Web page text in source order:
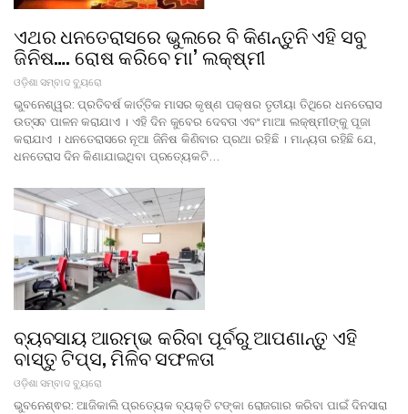
ଏଥର ଧନତେରାସରେ ଭୁଲରେ ବି କିଣନ୍ତୁନି ଏହି ସବୁ
ଜିନିଷ…. ରୋଷ କରିବେ ମା’ ଲକ୍ଷ୍ମୀ
ଓଡ଼ିଶା ସମ୍ବାଦ ବ୍ୟୁରୋ
ଭୁବନେଶ୍ୱର: ପ୍ରତିବର୍ଷ କାର୍ତ୍ତିକ ମାସର କୃଷ୍ଣ ପକ୍ଷର ତୃତୀୟା ତିଥିରେ ଧନତେରାସ
ଉତ୍ସବ ପାଳନ କରାଯାଏ । ଏହି ଦିନ କୁବେର ଦେବତା ଏବଂ ମାଆ ଲକ୍ଷ୍ମୀଙ୍କୁ ପୂଜା
କରାଯାଏ । ଧନତେରାସରେ ନୂଆ ଜିନିଷ କିଣିବାର ପ୍ରଥା ରହିଛି । ମାନ୍ୟତା ରହିଛି ଯେ,
ଧନତେରାସ ଦିନ କିଣାଯାଇଥିବା ପ୍ରତ୍ୟେକଟି…
ବ୍ୟବସାୟ ଆରମ୍ଭ କରିବା ପୂର୍ବରୁ ଆପଣାନ୍ତୁ ଏହି
ବାସ୍ତୁ ଟିପ୍ସ, ମିଳିବ ସଫଳତା
ଓଡ଼ିଶା ସମ୍ବାଦ ବ୍ୟୁରୋ
ଭୁବନେଶ୍ଵର: ଆଜିକାଲି ପ୍ରତ୍ୟେକ ବ୍ୟକ୍ତି ଟଙ୍କା ରୋଜଗାର କରିବା ପାଇଁ ଦିନସାରା